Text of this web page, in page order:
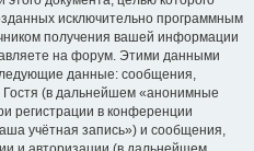
исключительно программным
получения вашей информации
на форум. Этими данными
данные: сообщения,
(в дальнейшем «анонимные
регистрации в конференции
учётная запись») и сообщения,